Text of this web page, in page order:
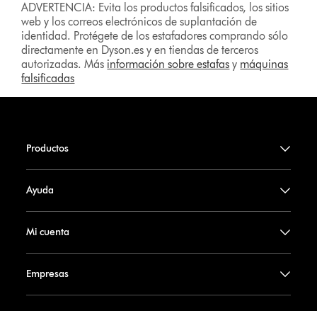
ADVERTENCIA: Evita los productos falsificados, los sitios
web y los correos electrónicos de suplantación de
identidad. Protégete de los estafadores comprando sólo
directamente en Dyson.es y en tiendas de terceros
autorizadas. Más información sobre estafas y máquinas
falsificadas
Productos
Ayuda
Mi cuenta
Empresas